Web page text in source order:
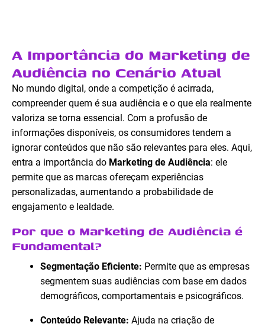
A Importância do Marketing de
Audiência no Cenário Atual
No mundo digital, onde a competição é acirrada,
compreender quem é sua audiência e o que ela realmente
valoriza se torna essencial. Com a profusão de
informações disponíveis, os consumidores tendem a
ignorar conteúdos que não são relevantes para eles. Aqui,
entra a importância do Marketing de Audiência: ele
permite que as marcas ofereçam experiências
personalizadas, aumentando a probabilidade de
engajamento e lealdade.
Por que o Marketing de Audiência é
Fundamental?
Segmentação Eficiente: Permite que as empresas
segmentem suas audiências com base em dados
demográficos, comportamentais e psicográficos.
Conteúdo Relevante: Ajuda na criação de